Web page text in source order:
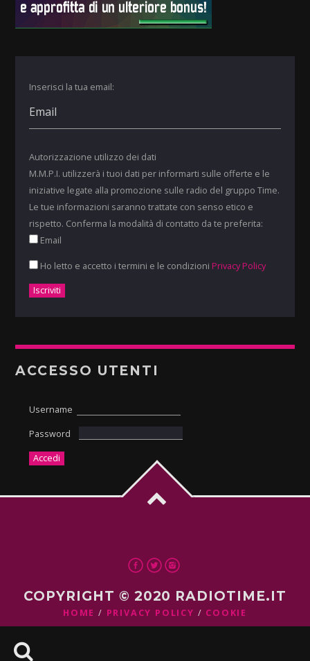
Inserisci la tua email:
Autorizzazione utilizzo dei dati
M.M.P.I. utilizzerà i tuoi dati per informarti sulle offerte e le
iniziative legate alla promozione sulle radio del gruppo Time.
Le tue informazioni saranno trattate con senso etico e
rispetto. Conferma la modalità di contatto da te preferita:
Email
Ho letto e accetto i termini e le condizioni Privacy Policy
ACCESSO UTENTI
Username
Password
COPYRIGHT © 2020 RADIOTIME.IT
HOME PRIVACY POLICY COOKIE